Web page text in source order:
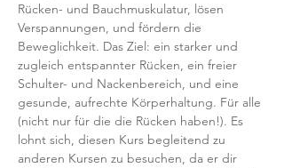
Rücken- und Bauchmuskulatur, lösen
Verspannungen, und fördern die
Beweglichkeit. Das Ziel: ein starker und
zugleich entspannter Rücken, ein freier
Schulter- und Nackenbereich, und eine
gesunde, aufrechte Körperhaltung. Für alle
(nicht nur für die die Rücken haben!). Es
lohnt sich, diesen Kurs begleitend zu
anderen Kursen zu besuchen, da er dir